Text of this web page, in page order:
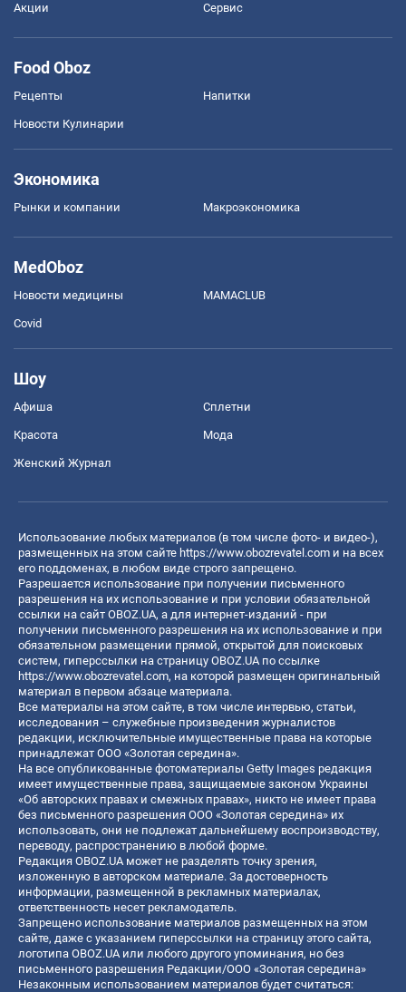
Акции Сервис
Food Oboz
Рецепты Напитки
Новости Кулинарии
Экономика
Рынки и компании Mакроэкономика
MedOboz
Новости медицины MAMACLUB
Covid
Шоу
Афиша Сплетни
Красота Мода
Женский Журнал
Использование любых материалов (в том числе фото- и видео-),
размещенных на этом сайте https://www.obozrevatel.com и на всех
его поддоменах, в любом виде строго запрещено.
Разрешается использование при получении письменного
разрешения на их использование и при условии обязательной
ссылки на сайт OBOZ.UA, а для интернет-изданий - при
получении письменного разрешения на их использование и при
обязательном размещении прямой, открытой для поисковых
систем, гиперссылки на страницу OBOZ.UA по ссылке
https://www.obozrevatel.com, на которой размещен оригинальный
материал в первом абзаце материала.
Все материалы на этом сайте, в том числе интервью, статьи,
исследования – служебные произведения журналистов
редакции, исключительные имущественные права на которые
принадлежат ООО «Золотая середина».
На все опубликованные фотоматериалы Getty Images редакция
имеет имущественные права, защищаемые законом Украины
«Об авторских правах и смежных правах», никто не имеет права
без письменного разрешения ООО «Золотая середина» их
использовать, они не подлежат дальнейшему воспроизводству,
переводу, распространению в любой форме.
Редакция OBOZ.UA может не разделять точку зрения,
изложенную в авторском материале. За достоверность
информации, размещенной в рекламных материалах,
ответственность несет рекламодатель.
Запрещено использование материалов размещенных на этом
сайте, даже с указанием гиперссылки на страницу этого сайта,
логотипа OBOZ.UA или любого другого упоминания, но без
письменного разрешения Редакции/ООО «Золотая середина»
Незаконным использованием материалов будет считаться: